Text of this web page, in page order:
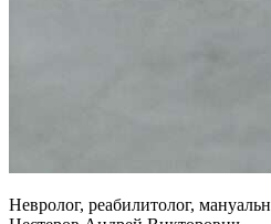
Невролог, реабилитолог,